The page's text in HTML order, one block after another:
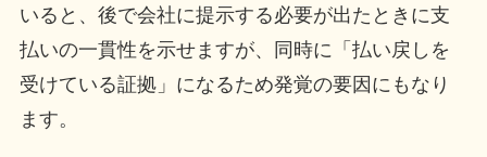
いると、後で会社に提示する必要が出たときに支
払いの一貫性を示せますが、同時に「払い戻しを
受けている証拠」になるため発覚の要因にもなり
ます。